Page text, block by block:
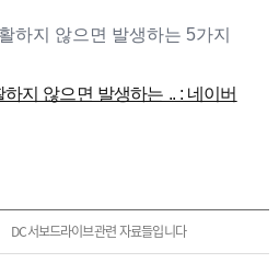
하지 않으면 발생하는 5가지
지 않으면 발생하는 .. : 네이버
DC서보드라이브관련 자료들입니다